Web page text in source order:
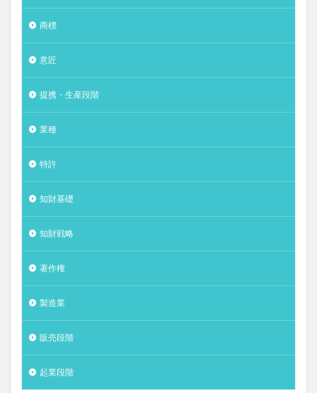
商標
意匠
提携・生産段階
業種
特許
知財基礎
知財戦略
著作権
製造業
販売段階
起業段階